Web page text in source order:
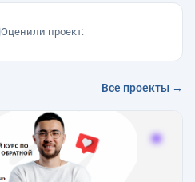
Оценили проект:
Все проекты →